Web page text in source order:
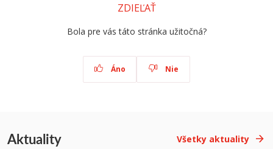
ZDIEĽAŤ
Bola pre vás táto stránka užitočná?
Áno Nie
Aktuality Všetky aktuality